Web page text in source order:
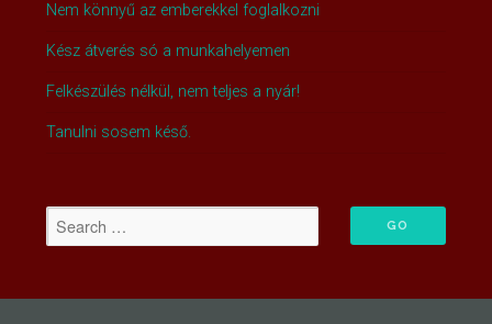
Nem könnyű az emberekkel foglalkozni
Kész átverés só a munkahelyemen
Felkészülés nélkül, nem teljes a nyár!
Tanulni sosem késő.